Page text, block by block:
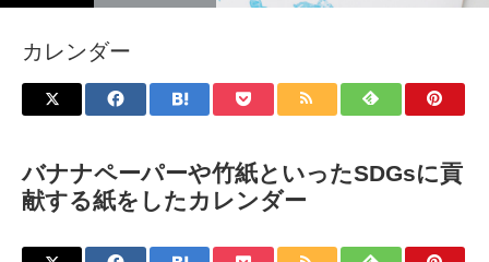
カレンダー
バナナペーパーや竹紙といったSDGsに貢
献する紙をしたカレンダー